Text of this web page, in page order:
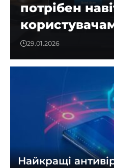
потрібен
29.01.2026
Найкращі